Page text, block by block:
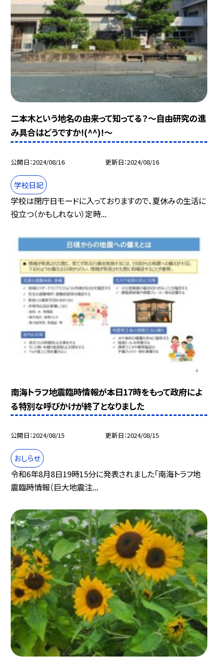
二本木という地名の由来って知ってる？～自由研究の進
み具合はどうですか!(^^)!～
公開日 2024/08/16 更新日 2024/08/16
学校日記
学校は閉庁日モードに入っておりますので、夏休みの生活に
役立つ（かもしれない）定時...
南海トラフ地震臨時情報が本日17時をもって政府によ
る特別な呼びかけが終了となりました
公開日 2024/08/15 更新日 2024/08/15
おしらせ
令和6年8月8日19時15分に発表されました「南海トラフ地
震臨時情報（巨大地震注...